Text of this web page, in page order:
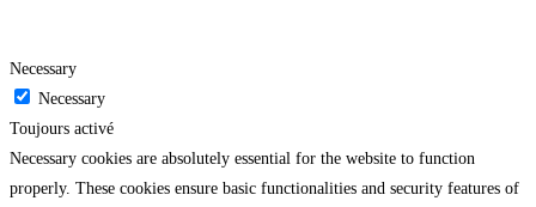
Necessary
Necessary
Toujours activé
Necessary cookies are absolutely essential for the website to function
properly. These cookies ensure basic functionalities and security features of